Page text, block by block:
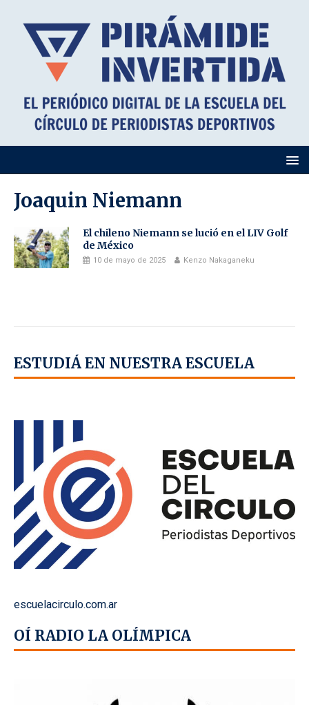
Joaquin Niemann
El chileno Niemann se lució en el LIV Golf
de México
10 de mayo de 2025 Kenzo Nakaganeku
ESTUDIÁ EN NUESTRA ESCUELA
escuelacirculo.com.ar
OÍ RADIO LA OLÍMPICA